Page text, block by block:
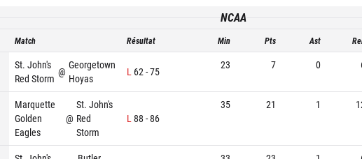
NCAA
Match Résultat Min Pts Ast
St. John's
Red Storm
@
Georgetown
Hoyas
L 62-75
23 7 0
Marquette
Golden
Eagles
@
St. John's
Red
Storm
L88 -86
35 21 1